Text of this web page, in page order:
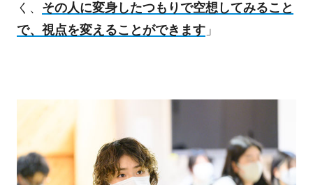
く、 その人に変身したつもりで空想してみること
で、視点を変えることができます」